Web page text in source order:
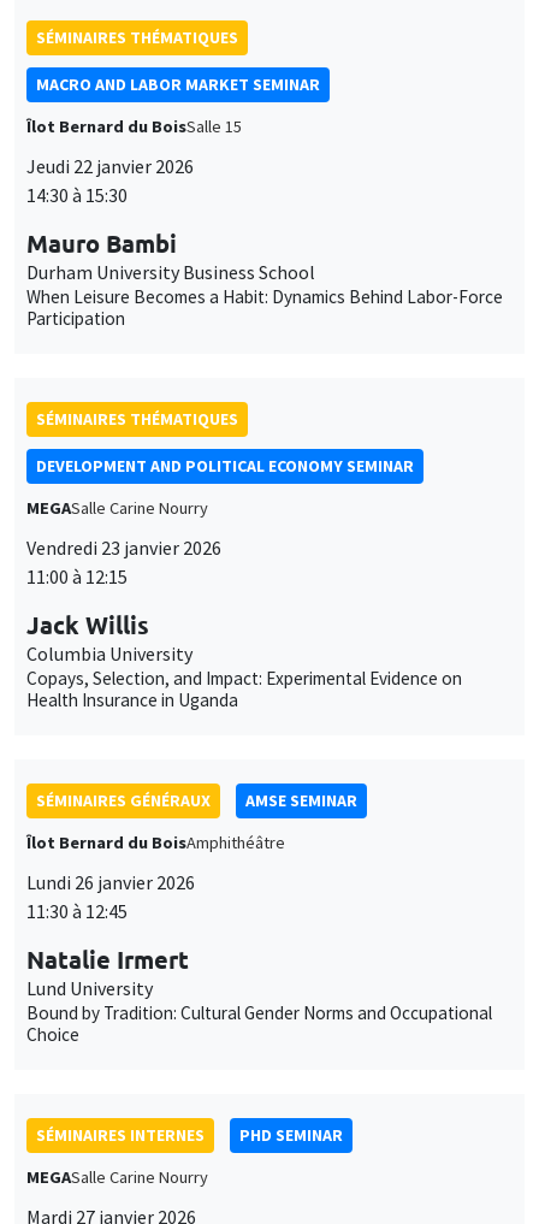
14:30 à 15:30
Mauro Bambi
Durham University Business School
When Leisure Becomes a Habit: Dynamics Behind Labor-Force
Participation
SÉMINAIRES THÉMATIQUES
DEVELOPMENT AND POLITICAL ECONOMY SEMINAR
MEGASalle Carine Nourry
11:00 à 12:15
Jack Willis
Columbia University
Copays, Selection, and Impact: Experimental Evidence on
Health Insurance in Uganda
SÉMINAIRES GÉNÉRAUX
Îlot Bernard du BoisAmphithéâtre
Lundi 26 janvier 2026
Natalie Irmert
Lund University
Bound by Tradition: Cultural Gender Norms and Occupational
Choice
SÉMINAIRES INTERNES
MEGA Salle Carine Nourry
Mardi 27 janvier 2026
Edem Egnikpo*, Valentin Burban**
AMSE*, Banque de France, AMSE**
Informality and Heterogeneous Growth Effects of Natural
Disasters*
Channels of International Monetary Policy Spillovers**
des
cookies